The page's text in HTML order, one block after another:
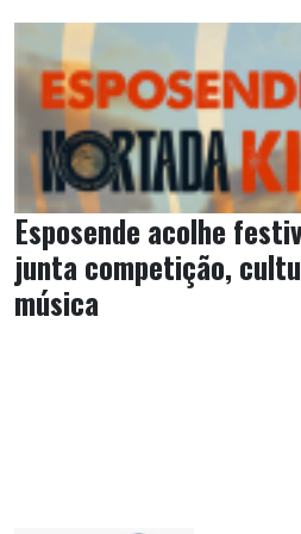
Esposende acolhe
junta competição,
música